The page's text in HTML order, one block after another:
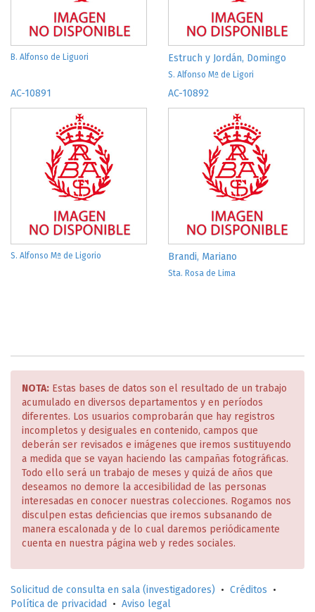
B. Alfonso de Liguori Estruch y Jordán, Domingo
S. Alfonso Mª de Ligori
AC-10891
S. Alfonso Mª de Ligorio
AC-10892
Brandi, Mariano
Sta. Rosa de Lima
NOTA: Estas bases de datos son el resultado de un trabajo
acumulado en diversos departamentos y en períodos
diferentes. Los usuarios comprobarán que hay registros
incompletos y desiguales en contenido, campos que
deberán ser revisados e imágenes que iremos sustituyendo
a medida que se vayan haciendo las campañas fotográficas.
Todo ello será un trabajo de meses y quizá de años que
deseamos no demore la accesibilidad de las personas
interesadas en conocer nuestras colecciones. Rogamos nos
disculpen estas deficiencias que iremos subsanando de
manera escalonada y de lo cual daremos periódicamente
cuenta en nuestra página web y redes sociales.
Solicitud de consulta en sala (investigadores) • Créditos •
Política de privacidad
• Aviso legal